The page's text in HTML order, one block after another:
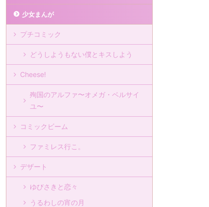
少女まんが
プチコミック
どうしようもない僕とキスしよう
Cheese!
殉国のアルファ〜オメガ・ベルサイ
ユ〜
コミックビーム
ファミレス行こ。
デザート
ゆびさきと恋々
うるわしの宵の月